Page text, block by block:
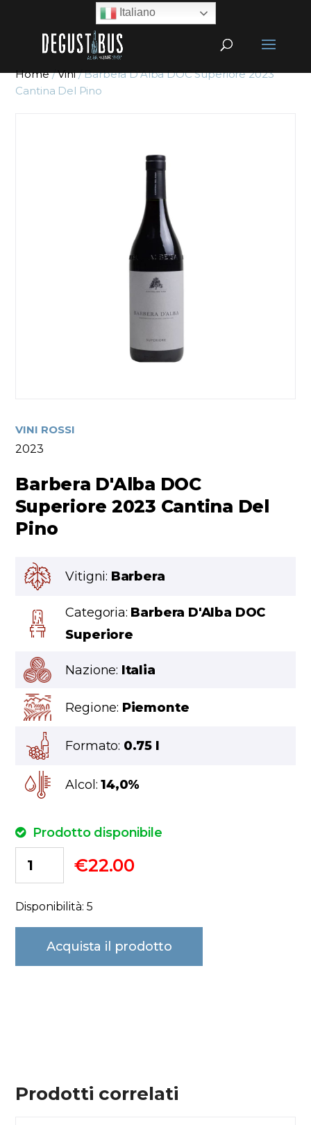
Home/Vini/ Barbera D’Alba DOC Superiore 2023
Cantina Del Pino
VINI ROSSI
2023
Barbera D'Alba DOC
Superiore 2023 Cantina Del
Pino
Vitigni: Barbera
Categoria: Barbera D'Alba DOC
Superiore
Nazione: Italia
Regione: Piemonte
Formato: 0.75 l
Alcol:14,0%
Prodotto disponibile
€22.00
Disponibilità: 5
Acquista il prodotto
Prodotti correlati
Italiano